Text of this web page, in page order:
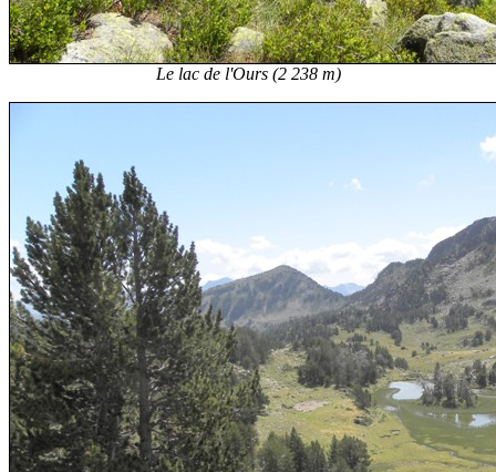
Le lac de l'Ours (2 238 m)